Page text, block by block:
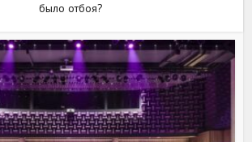
было отбоя?